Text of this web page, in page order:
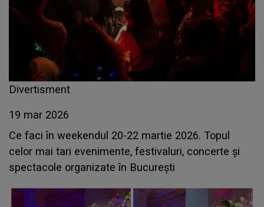
Divertisment
19 mar 2026
Ce faci în weekendul 20-22 martie 2026. Topul
celor mai tari evenimente, festivaluri, concerte și
spectacole organizate în București